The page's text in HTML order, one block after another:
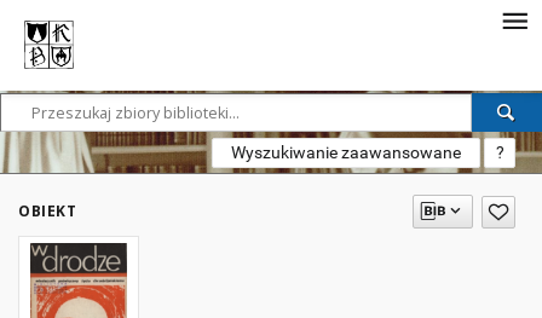
Wyszukiwanie zaawansowane ?
OBIEKT